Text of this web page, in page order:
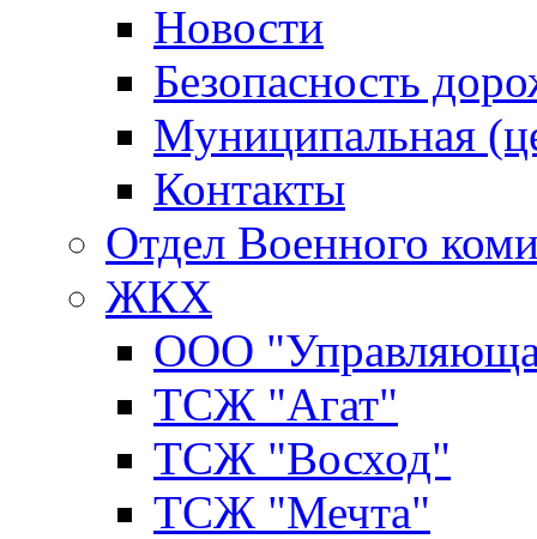
Новости
Безопасность
Муниципальная
Контакты
Отдел Военного
ЖКХ
ООО
ТСЖ "Агат"
ТСЖ "Восход"
ТСЖ "Мечта"